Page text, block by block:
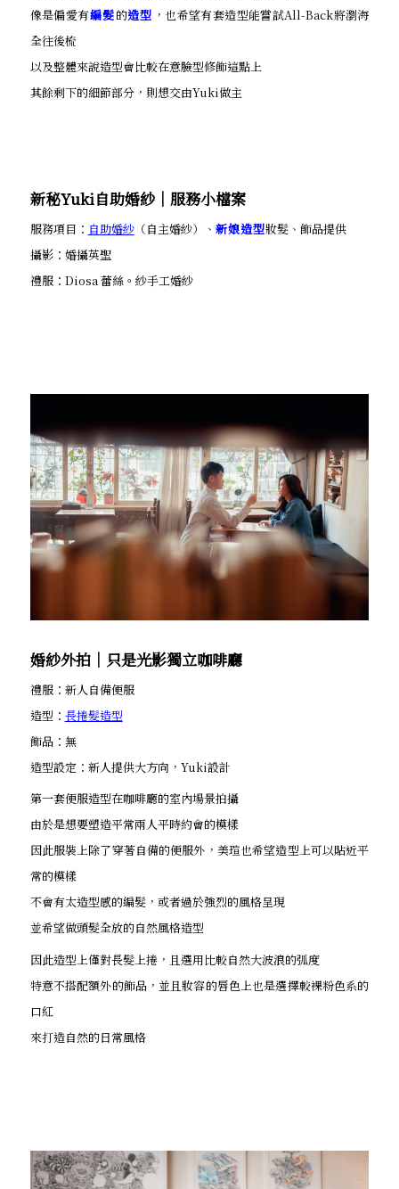
像是偏愛有編髮的造型 ，也希望有套造型能嘗試All-Back將瀏海
全往後梳
以及整體來說造型會比較在意臉型修飾這點上
其餘剩下的細節部分，則想交由Yuki做主
新秘Yuki自助婚紗│服務小檔案
服務項目： 自助婚紗（自主婚紗）、 新娘造型妝髮、飾品提供
攝影：婚攝英聖
禮服：Diosa 蕾絲。紗手工婚紗
婚紗外拍│只是光影獨立咖啡廳
禮服：新人自備便服
造型： 長捲髮造型
飾品：無
造型設定：新人提供大方向，Yuki設計
第一套便服造型在咖啡廳的室內場景拍攝
由於是想要塑造平常兩人平時約會的模樣
因此服裝上除了穿著自備的便服外，美瑄也希望造型上可以貼近平
常的模樣
不會有太造型感的編髮，或者過於強烈的風格呈現
並希望做頭髮全放的自然風格造型
因此造型上僅對長髮上捲，且選用比較自然大波浪的弧度
特意不搭配額外的飾品，並且妝容的唇色上也是選擇較裸粉色系的
口紅
來打造自然的日常風格